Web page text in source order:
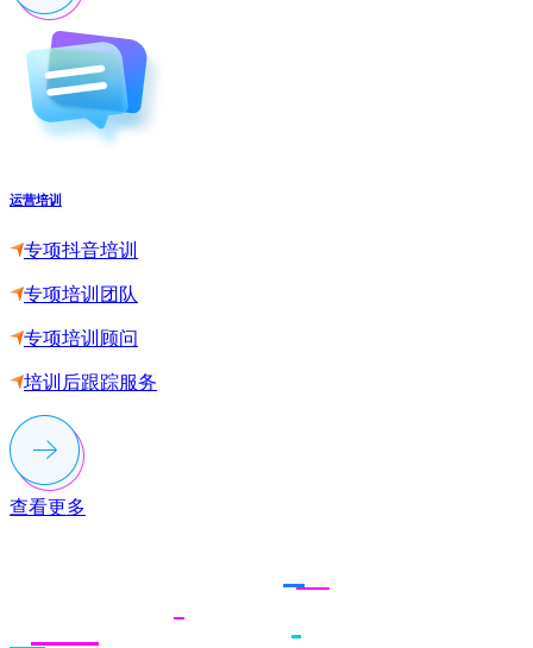
运营培训
专项抖音培训
专项培训团队
专项培训顾问
培训后跟踪服务
查看更多